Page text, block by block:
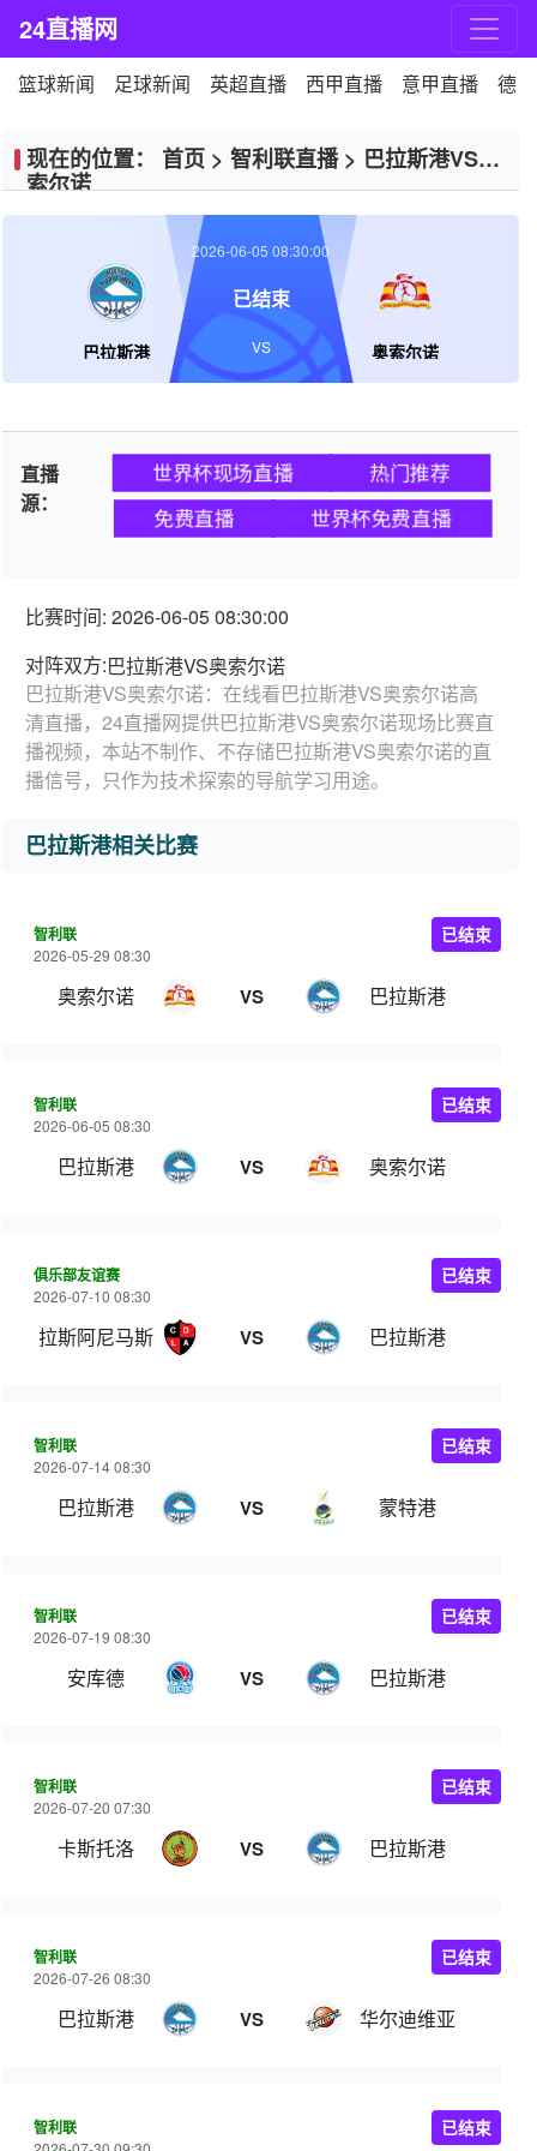
24直播网
篮球新闻 足球新闻 英超直播 西甲直播 意甲直播 德
现在的位置： 首页 > 智利联直播> 巴拉斯港VS奥
索尔诺
巴拉斯港 奥索尔诺
2026-06-05 08:30:00
已结束
VS
直播
源：
世界杯现场直播
热门推荐
免费直播
世界杯免费直播
比赛时间: 2026-06-05 08:30:00
对阵双方:巴拉斯港VS奥索尔诺
巴拉斯港VS奥索尔诺：在线看巴拉斯港VS奥索尔诺高
清直播，24直播网提供巴拉斯港VS奥索尔诺现场比赛直
播视频，本站不制作、不存储巴拉斯港VS奥索尔诺的直
播信号，只作为技术探索的导航学习用途。
巴拉斯港相关比赛
智利联
2026-05-29 08:30
奥索尔诺 VS 巴拉斯港
已结束
智利联
2026-06-05 08:30
巴拉斯港 VS 奥索尔诺
已结束
俱乐部友谊赛
2026-07-10 08:30
拉斯阿尼马斯 VS 巴拉斯港
已结束
智利联
2026-07-14 08:30
巴拉斯港 VS 蒙特港
已结束
智利联
2026-07-19 08:30
安库德 VS 巴拉斯港
已结束
智利联
2026-07-20 07:30
卡斯托洛 VS 巴拉斯港
已结束
智利联
2026-07-26 08:30
巴拉斯港 VS 华尔迪维亚
已结束
智利联 已结束